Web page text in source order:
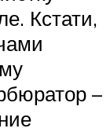
Кстати,
–